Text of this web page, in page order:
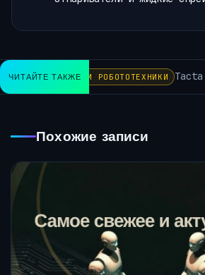
ЧИТАЙТЕ ТАКЖЕНОВОСТИ РОБОТОТЕХНИКИ Tacta
Похожие записи